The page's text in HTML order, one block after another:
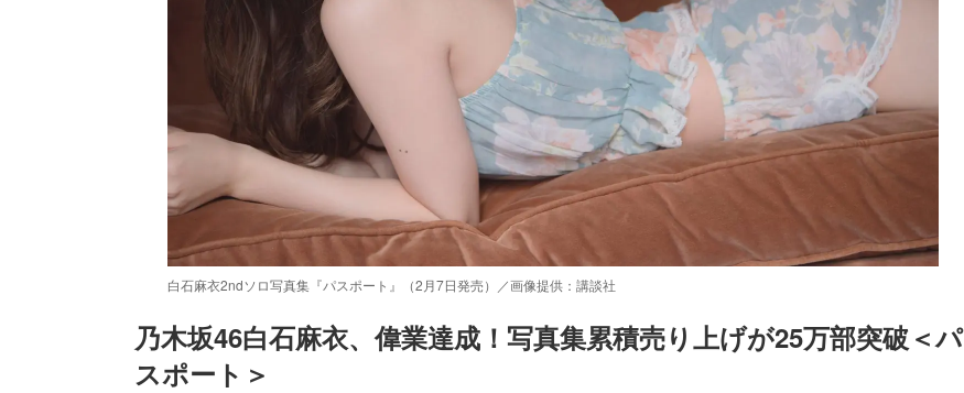
白石麻衣2ndソロ写真集『パスポート』（2月7日発売）／画像提供：講談社
乃木坂46白石麻衣、偉業達成！写真集累積売り上げが25万部突破＜パ
スポート＞